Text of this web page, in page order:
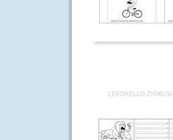
LEPORELLO-